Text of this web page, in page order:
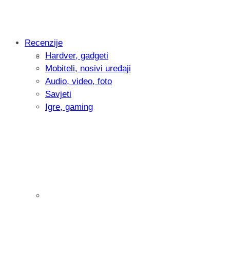
Intervju: Goran Jović, fotograf -
Recenzije
Hardver, gadgeti
Mobiteli, nosivi uređaji
Audio, video, foto
Savjeti
Igre, gaming